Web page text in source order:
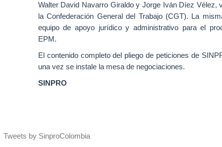
Walter David Navarro Giraldo y Jorge Iván Díez Vélez,
la Confederación General del Trabajo (CGT). La
equipo de apoyo jurídico y administrativo para el
EPM.
El contenido completo del pliego de peticiones de
una vez se instale la mesa de negociaciones.
SINPRO
Tweets by SinproColombia